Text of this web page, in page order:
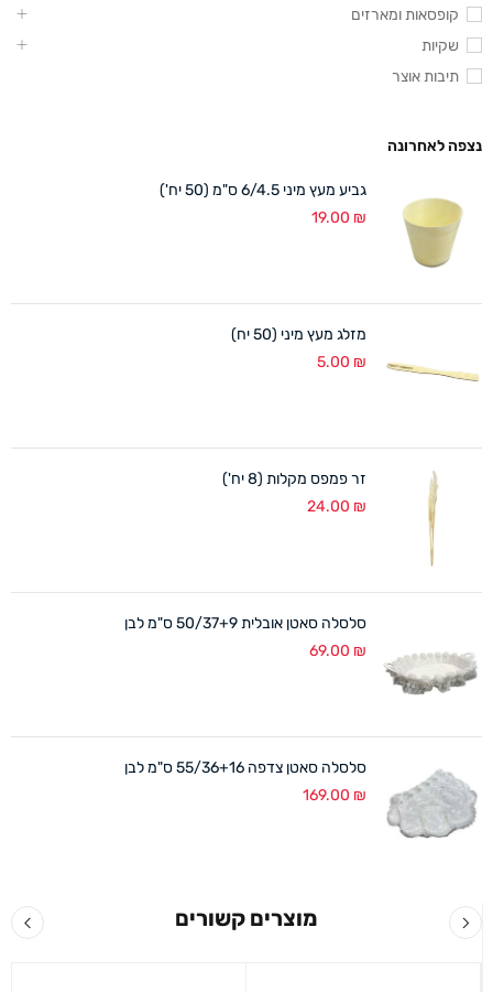
קופסאות ומארזים
שקיות
תיבות אוצר
נצפה לאחרונה
גביע מעץ מיני 6/4.5 ס"מ (50 יח')
19.00 ₪
מזלג מעץ מיני (50 יח)
5.00 ₪
זר פמפס מקלות (8 יח')
24.00 ₪
סלסלה סאטן אובלית 50/37+9 ס"מ לבן
69.00 ₪
סלסלה סאטן צדפה 55/36+16 ס"מ לבן
169.00 ₪
מוצרים קשורים